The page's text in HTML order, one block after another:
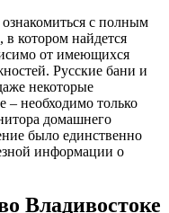
с полным
в котором найдется
от имеющихся
Русские бани и
некоторые
– необходимо только
домашнего
было единственно
информации о
Владивостоке